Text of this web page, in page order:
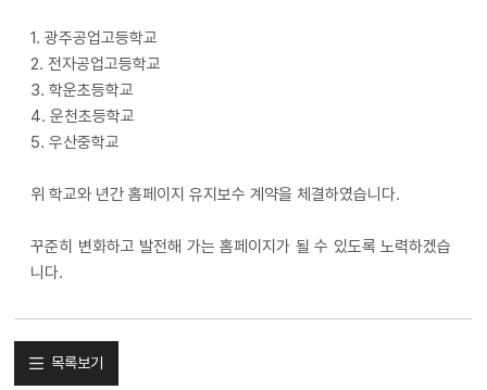
1. 광주공업고등학교
2. 전자공업고등학교
3. 학운초등학교
4. 운천초등학교
5. 우산중학교
위 학교와 년간 홈페이지 유지보수 계약을 체결하였습니다.
꾸준히 변화하고 발전해 가는 홈페이지가 될 수 있도록 노력하겠습
니다.
목록보기